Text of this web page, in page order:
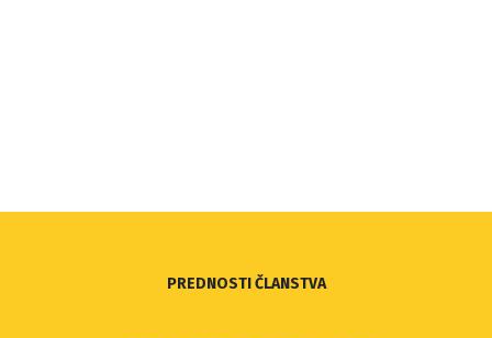
PREDNOSTI ČLANSTVA